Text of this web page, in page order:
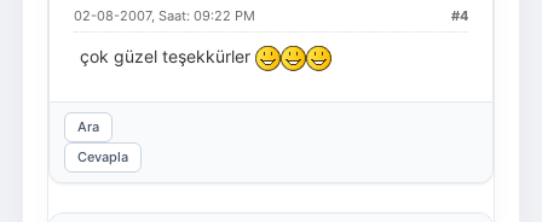
#4
02-08-2007, Saat: 09:22 PM
çok güzel teşekkürler
Ara
Cevapla